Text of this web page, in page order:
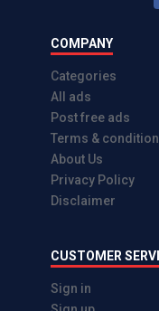
COMPANY
Categories
All ads
Post free ads
Terms &
About Us
Privacy Policy
Disclaimer
CUSTOMER
Sign in